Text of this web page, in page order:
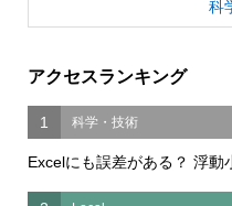
科
アクセスランキング
1 科学・技術
Excelにも誤差がある？ 浮